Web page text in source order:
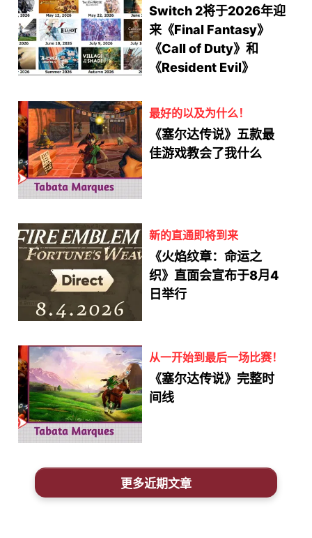
Switch 2将于2026年迎
来《Final Fantasy》
《Call of Duty》和
《Resident Evil》
最好的以及为什么！
《塞尔达传说》五款最
佳游戏教会了我什么
新的直通即将到来
《火焰纹章：命运之
织》直面会宣布于8月4
日举行
从一开始到最后一场比赛！
《塞尔达传说》完整时
间线
更多近期文章